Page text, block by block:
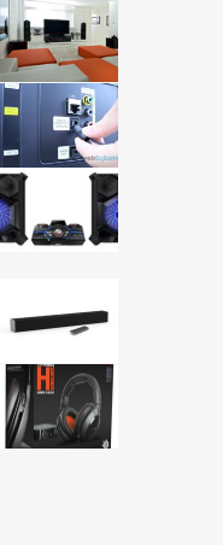
3m Unitek Y-